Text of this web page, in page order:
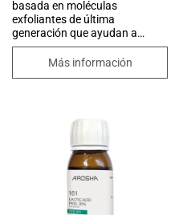
basada en moléculas
exfoliantes de última
generación que ayudan a
eliminar las células muertas de
la piel de manera suave.
mejora la apariencia de los
poros dilatados.
Más información